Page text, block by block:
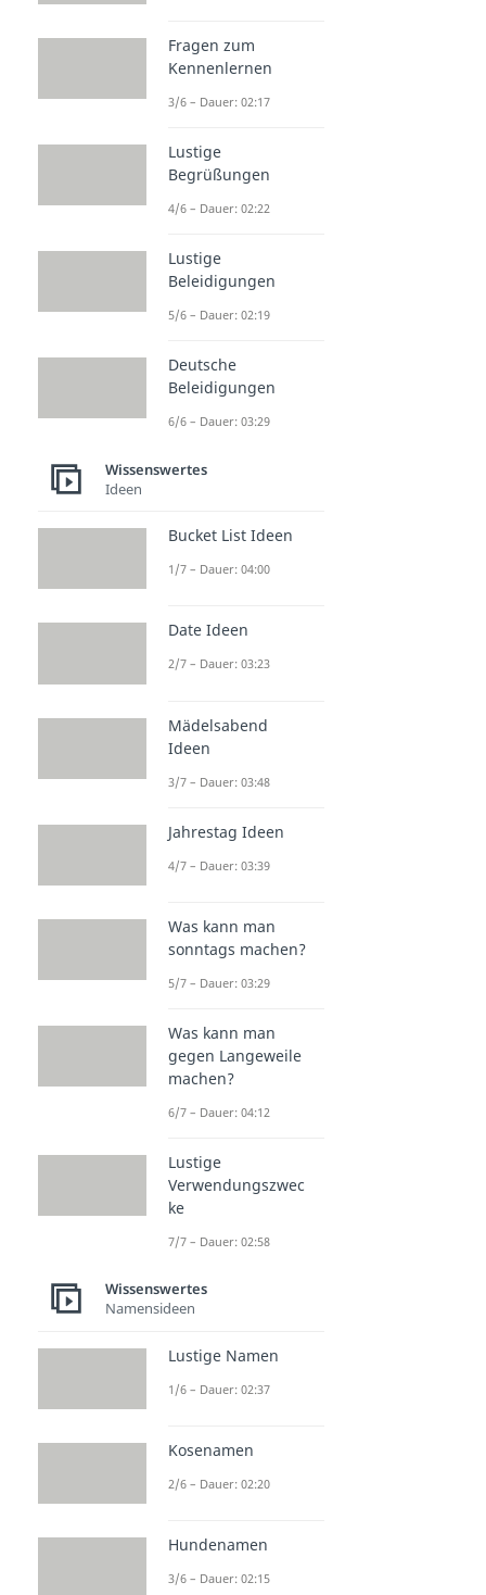
Fragen zum
Kennenlernen
3/6 – Dauer: 02:17
Lustige
Begrüßungen
4/6 – Dauer: 02:22
Lustige
Beleidigungen
5/6 – Dauer: 02:19
Deutsche
Beleidigungen
6/6 – Dauer: 03:29
Wissenswertes
Ideen
Bucket List Ideen
1/7 – Dauer: 04:00
Date Ideen
2/7 – Dauer: 03:23
Mädelsabend
Ideen
3/7 – Dauer: 03:48
Jahrestag Ideen
4/7 – Dauer: 03:39
Was kann man
sonntags machen?
5/7 – Dauer: 03:29
Was kann man
gegen Langeweile
machen?
6/7 – Dauer: 04:12
Lustige
Verwendungszwec
ke
7/7 – Dauer: 02:58
Wissenswertes
Namensideen
Lustige Namen
1/6 – Dauer: 02:37
Kosenamen
2/6 – Dauer: 02:20
Hundenamen
3/6 – Dauer: 02:15